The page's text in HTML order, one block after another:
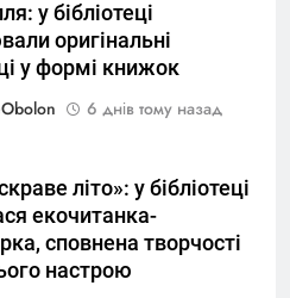
у бібліотеці
оригінальні
у формі книжок
6 днів тому назад
літо»: у бібліотеці
екочитанка-
сповнена творчості
настрою